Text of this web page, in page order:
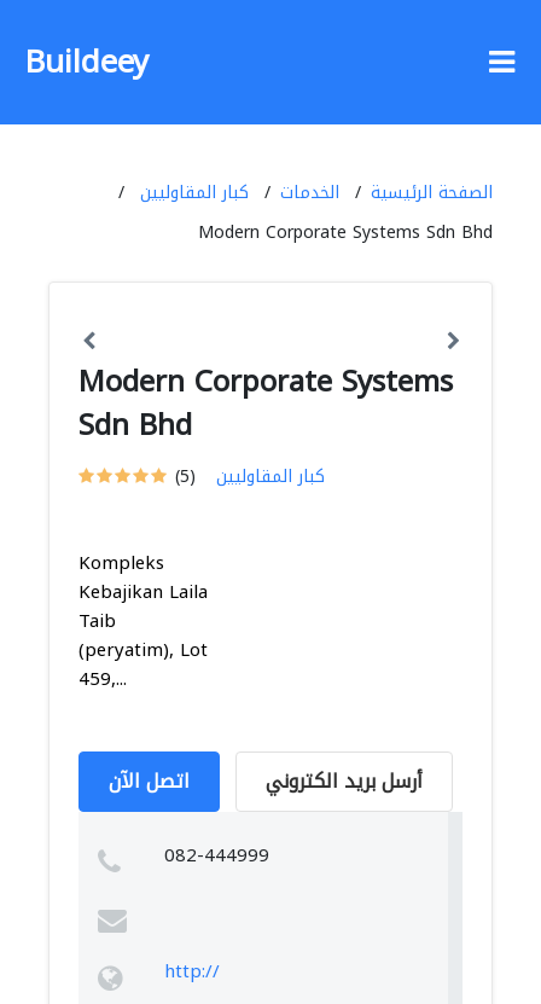
Buildeey
الصفحة الرئيسية الخدمات
كبار المقاوليين
Modern Corporate Systems Sdn Bhd
Modern Corporate Systems
Sdn Bhd
(5) كبار المقاوليين
Kompleks
Kebajikan Laila
Taib
(peryatim), Lot
459,...
اتصل الآن أرسل بريد الكتروني
082-444999
http://